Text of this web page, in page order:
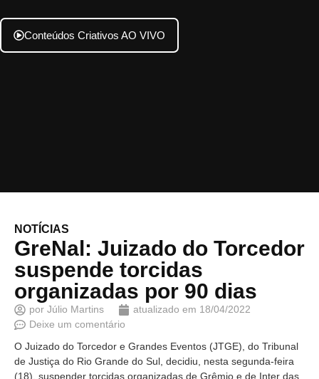
Conteúdos Criativos AO VIVO
NOTÍCIAS
GreNal: Juizado do Torcedor
suspende torcidas
organizadas por 90 dias
por Júlio Martins atualizado em 18/04/2022
Deixe um comentário
O Juizado do Torcedor e Grandes Eventos (JTGE), do Tribunal
de Justiça do Rio Grande do Sul, decidiu, nesta segunda-feira
(18), suspender torcidas organizadas de Grêmio e de Inter das